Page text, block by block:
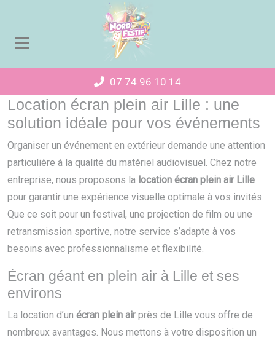
07 74 96 10 14
Location écran plein air Lille : une
solution idéale pour vos événements
Organiser un événement en extérieur demande une attention
particulière à la qualité du matériel audiovisuel. Chez notre
entreprise, nous proposons la location écran plein air Lille
pour garantir une expérience visuelle optimale à vos invités.
Que ce soit pour un festival, une projection de film ou une
retransmission sportive, notre service s’adapte à vos
besoins avec professionnalisme et flexibilité.
Écran géant en plein air à Lille et ses
environs
La location d’un écran plein airprès de Lille vous offre de
nombreux avantages. Nous mettons à votre disposition un
Panneau de gestion des cookies